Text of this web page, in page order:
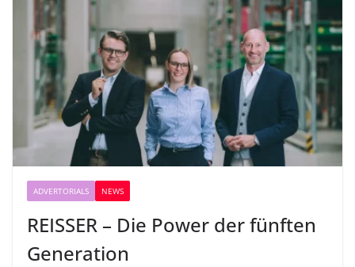
ADVERTORIALS NEWS
REISSER – Die Power der fünften
Generation